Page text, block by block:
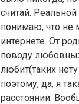
считай.
понимаю, что не
интернете. От
поводу
любит(таких
поэтому, да, я
расстоянии.